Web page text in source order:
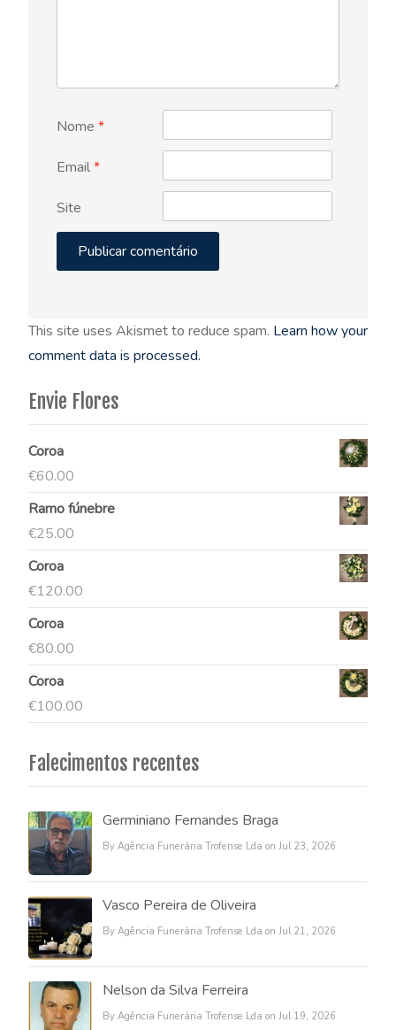
Nome *
Email*
Site
This site uses Akismet to reduce spam. Learn how your
comment data is processed.
Envie Flores
Coroa
€60.00
Ramo fúnebre
€25.00
Coroa
€120.00
Coroa
€80.00
Coroa
€100.00
Falecimentos recentes
Germiniano Fernandes Braga
By Agência Funerária Trofense Lda on Jul 23, 2026
Vasco Pereira de Oliveira
By Agência Funerária Trofense Lda on Jul 21, 2026
Nelson da Silva Ferreira
By Agência Funerária Trofense Lda on Jul 19, 2026